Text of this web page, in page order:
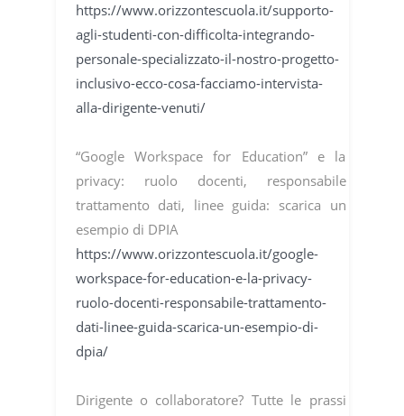
https://www.orizzontescuola.it/supporto-
agli-studenti-con-difficolta-integrando-
personale-specializzato-il-nostro-progetto-
inclusivo-ecco-cosa-facciamo-intervista-
alla-dirigente-venuti/
“Google Workspace for Education” e la
privacy: ruolo docenti, responsabile
trattamento dati, linee guida: scarica un
esempio di DPIA
https://www.orizzontescuola.it/google-
workspace-for-education-e-la-privacy-
ruolo-docenti-responsabile-trattamento-
dati-linee-guida-scarica-un-esempio-di-
dpia/
Dirigente o collaboratore? Tutte le prassi